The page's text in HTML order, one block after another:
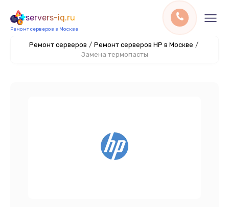
servers-iq.ru
Ремонт серверов в Москве
Ремонт серверов / Ремонт серверов HP в Москве /
Замена термопасты